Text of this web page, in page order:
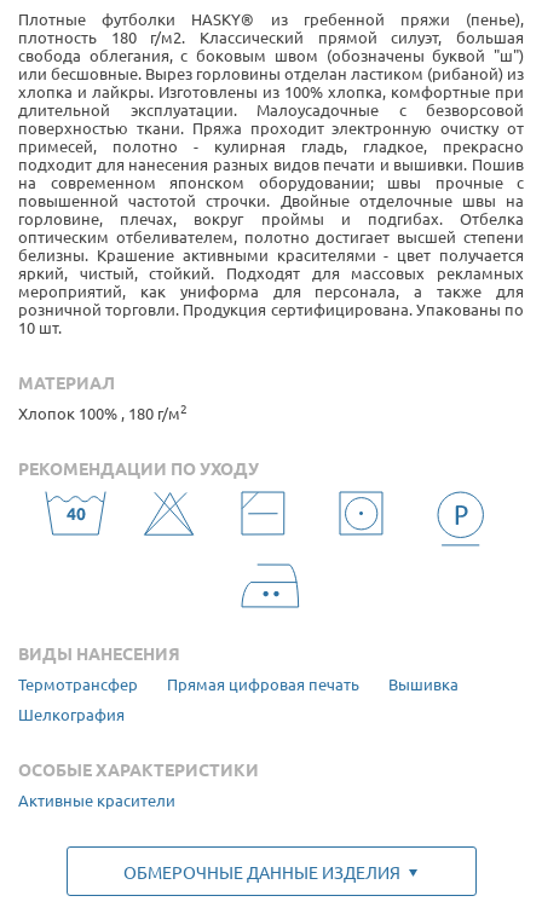
Плотные футболки HASKY® из гребенной пряжи (пенье),
плотность 180 г/м2. Классический прямой силуэт, большая
свобода облегания, с боковым швом (обозначены буквой "ш")
или бесшовные. Вырез горловины отделан ластиком (рибаной) из
хлопка и лайкры. Изготовлены из 100% хлопка, комфортные при
длительной эксплуатации. Малоусадочные с безворсовой
поверхностью ткани. Пряжа проходит электронную очистку от
примесей, полотно - кулирная гладь, гладкое, прекрасно
подходит для нанесения разных видов печати и вышивки. Пошив
на современном японском оборудовании; швы прочные с
повышенной частотой строчки. Двойные отделочные швы на
горловине, плечах, вокруг проймы и подгибах. Отбелка
оптическим отбеливателем, полотно достигает высшей степени
белизны. Крашение активными красителями - цвет получается
яркий, чистый, стойкий. Подходят для массовых рекламных
мероприятий, как униформа для персонала, а также для
розничной торговли. Продукция сертифицирована. Упакованы по
10 шт.
МАТЕРИАЛ
Хлопок 100% , 180 г/м2
РЕКОМЕНДАЦИИ ПО УХОДУ
ВИДЫ НАНЕСЕНИЯ
Термотрансфер Прямая цифровая печать
Вышивка
Шелкография
ОСОБЫЕ ХАРАКТЕРИСТИКИ
Активные красители
ОБМЕРОЧНЫЕ ДАННЫЕ ИЗДЕЛИЯ